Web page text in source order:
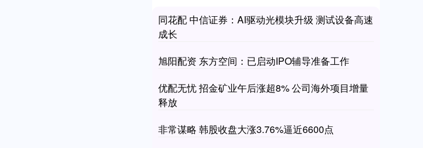
同花配 中信证券：AI驱动光模块升级 测试设备高速
成长
旭阳配资 东方空间：已启动IPO辅导准备工作
优配无忧 招金矿业午后涨超8% 公司海外项目增量
释放
非常谋略 韩股收盘大涨3.76%逼近6600点